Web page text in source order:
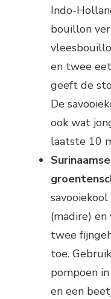
Indo-
bouillon
en twee
geeft de
De
ook wat
laatste 10
(madire)
twee
toe.
pompoen
en een